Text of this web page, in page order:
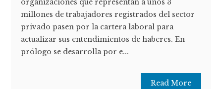
organizaciones que representan a unos 3
millones de trabajadores registrados del sector
privado pasen por la cartera laboral para
actualizar sus entendimientos de haberes. En
prólogo se desarrolla por e...
Read More